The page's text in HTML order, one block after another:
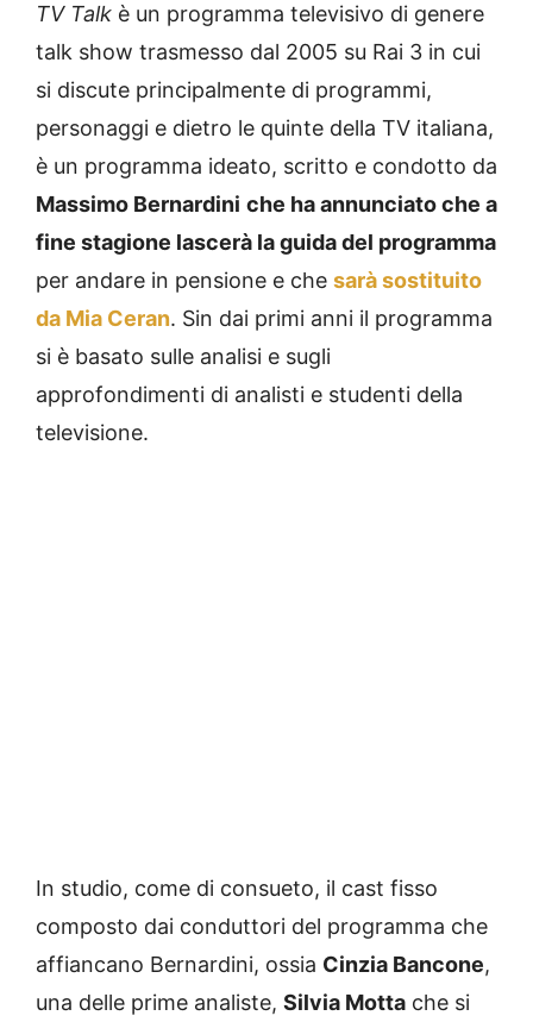
TV Talk è un programma televisivo di genere
talk show trasmesso dal 2005 su Rai 3 in cui
si discute principalmente di programmi,
personaggi e dietro le quinte della TV italiana,
è un programma ideato, scritto e condotto da
Massimo Bernardini che ha annunciato che a
fine stagione lascerà la guida del programma
per andare in pensione e che sarà sostituito
da Mia Ceran. Sin dai primi anni il programma
si è basato sulle analisi e sugli
approfondimenti di analisti e studenti della
televisione.
In studio, come di consueto, il cast fisso
composto dai conduttori del programma che
affiancano Bernardini, ossia Cinzia Bancone,
una delle prime analiste, Silvia Motta che si